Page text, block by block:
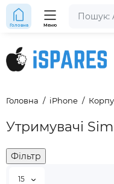
Головна Меню
Головна iPhone
Утримувачі
Фільтр
15